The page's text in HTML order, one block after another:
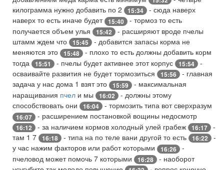
килограмма нужно добавить по 2
15:34
- сюда наверх
наверх то есть иначе будет 15:40
- тормоз то есть
получается объем улья
15:42
- расширяют вроде пчелы
штамм ждем что
15:45
- добавится запасы корма не
меняются это
15:48
- плохо то есть должны добавить корм
тогда
15:51 - пчелы будет активнее этот корпус 15:54
-
осваивайте развития не будет тормозиться
15:56
- главная
задача у нас дома 1 взят это
15:59
- максимальная
наращивания пчел и мы 16:02
- должны этому
способствовать они
16:04 - тормозить типа вот сверхразум
16:07 - расширением постановкой вощины недосмотр
16:12 - за наличием кормов холодный улей грабеж 16:17
-
там 1 7
16:18 - типа на по теле вани другой то есть 16:22
-
у час нажим факторов или работ которыми
16:26
-
пчеловод может помочь 7 которыми
16:28
- наоборот